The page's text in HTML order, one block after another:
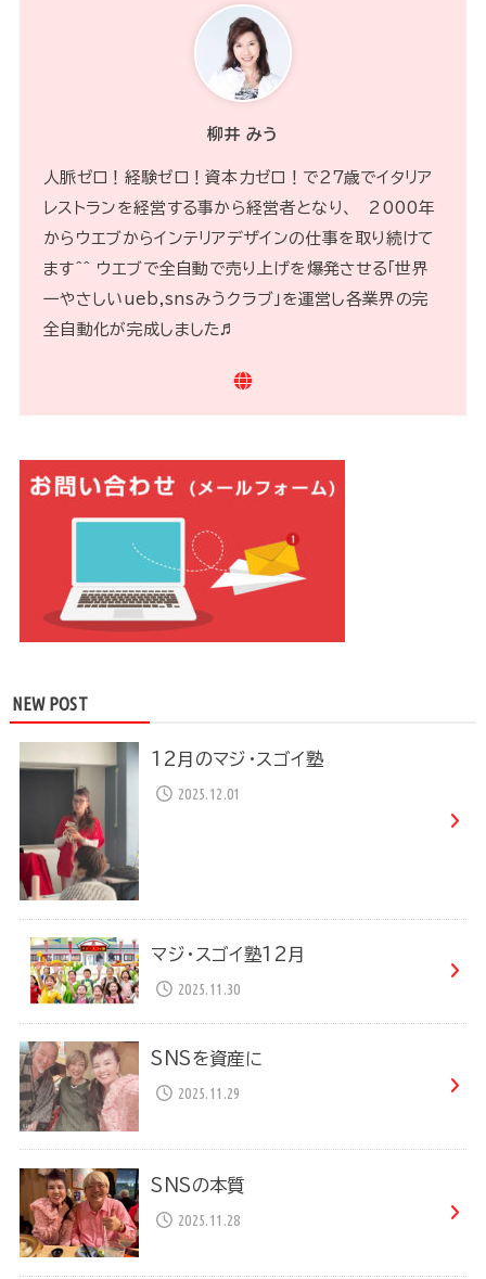
柳井 みう
人脈ゼロ！経験ゼロ！資本力ゼロ！で２７歳でイタリア
レストランを経営する事から経営者となり、 2000年
からウエブからインテリアデザインの仕事を取り続けて
ます^^ ウエブで全自動で売り上げを爆発させる「世界
一やさしいueb,snsみうクラブ」を運営し各業界の完
全自動化が完成しました♬
NEW POST
12月のマジ・スゴイ塾
2025.12.01
マジ・スゴイ塾12月
2025.11.30
SNSを資産に
2025.11.29
SNSの本質
2025.11.28